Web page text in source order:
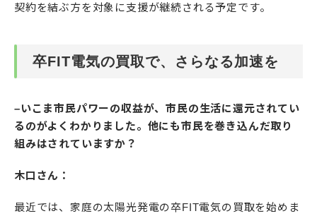
契約を結ぶ方を対象に支援が継続される予定です。
卒FIT電気の買取で、さらなる加速を
–いこま市民パワーの収益が、市民の生活に還元されてい
るのがよくわかりました。他にも市民を巻き込んだ取り
組みはされていますか？
木口さん：
最近では、家庭の太陽光発電の卒FIT電気の買取を始めま